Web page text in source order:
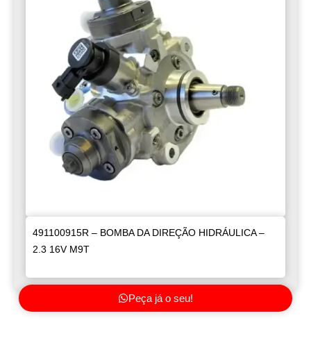
491100915R – BOMBA DA DIREÇÃO HIDRÁULICA –
2.3 16V M9T
Peça já o seu!